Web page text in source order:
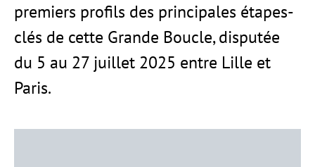
premiers profils des principales étapes-
clés de cette Grande Boucle, disputée
du 5 au 27 juillet 2025 entre Lille et
Paris.